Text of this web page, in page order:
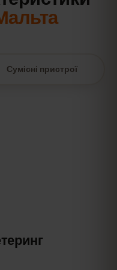
Сумісні пристрої